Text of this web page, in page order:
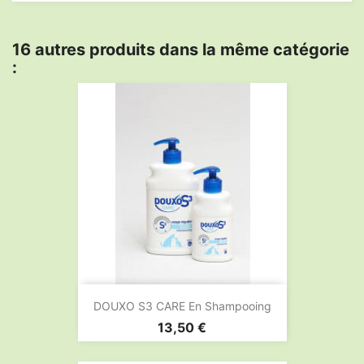
16 autres produits dans la même catégorie
:
DOUXO S3 CARE En Shampooing
Prix
13,50 €